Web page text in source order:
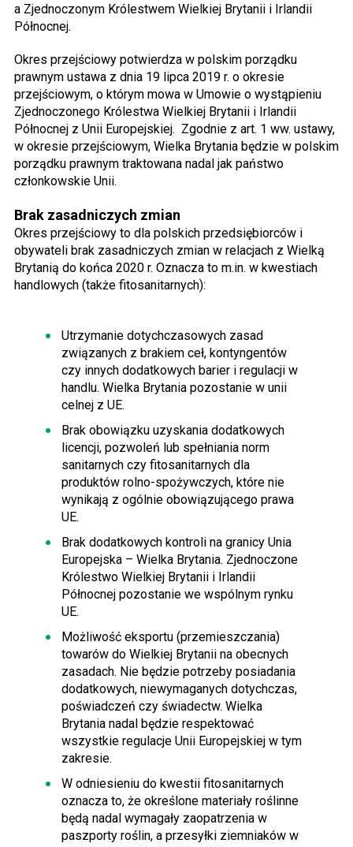
a Zjednoczonym Królestwem Wielkiej Brytanii i Irlandii
Północnej.
Okres przejściowy potwierdza w polskim porządku
prawnym ustawa z dnia 19 lipca 2019 r. o okresie
przejściowym, o którym mowa w Umowie o wystąpieniu
Zjednoczonego Królestwa Wielkiej Brytanii i Irlandii
Północnej z Unii Europejskiej. Zgodnie z art. 1 ww. ustawy,
w okresie przejściowym, Wielka Brytania będzie w polskim
porządku prawnym traktowana nadal jak państwo
członkowskie Unii.
Brak zasadniczych zmian
Okres przejściowy to dla polskich przedsiębiorców i
obywateli brak zasadniczych zmian w relacjach z Wielką
Brytanią do końca 2020 r. Oznacza to m.in. w kwestiach
handlowych (także fitosanitarnych):
Utrzymanie dotychczasowych zasad
związanych z brakiem ceł, kontyngentów
czy innych dodatkowych barier i regulacji w
handlu. Wielka Brytania pozostanie w unii
celnej z UE.
Brak obowiązku uzyskania dodatkowych
licencji, pozwoleń lub spełniania norm
sanitarnych czy fitosanitarnych dla
produktów rolno-spożywczych, które nie
wynikają z ogólnie obowiązującego prawa
UE.
Brak dodatkowych kontroli na granicy Unia
Europejska – Wielka Brytania. Zjednoczone
Królestwo Wielkiej Brytanii i Irlandii
Północnej pozostanie we wspólnym rynku
UE.
Możliwość eksportu (przemieszczania)
towarów do Wielkiej Brytanii na obecnych
zasadach. Nie będzie potrzeby posiadania
dodatkowych, niewymaganych dotychczas,
poświadczeń czy świadectw. Wielka
Brytania nadal będzie respektować
wszystkie regulacje Unii Europejskiej w tym
zakresie.
W odniesieniu do kwestii fitosanitarnych
oznacza to, że określone materiały roślinne
będą nadal wymagały zaopatrzenia w
paszporty roślin, a przesyłki ziemniaków w